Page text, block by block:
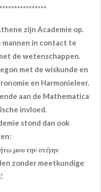
zijn Academie op.
mannen in contact te
de wetenschappen.
met de wiskunde en
en Harmonieleer.
aan de Mathematica
invloed.
stond dan ook
μου την στέγην
zonder meetkundige